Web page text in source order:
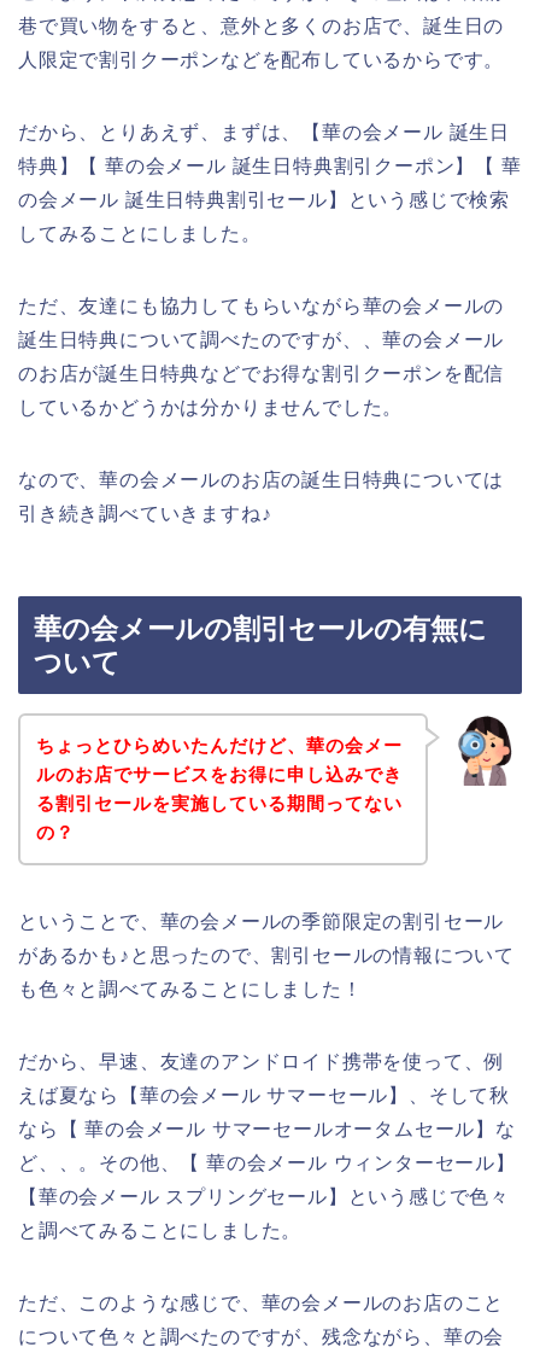
巷で買い物をすると、意外と多くのお店で、誕生日の
人限定で割引クーポンなどを配布しているからです。
だから、とりあえず、まずは、【華の会メール 誕生日
特典】【 華の会メール 誕生日特典割引クーポン】【 華
の会メール 誕生日特典割引セール】という感じで検索
してみることにしました。
ただ、友達にも協力してもらいながら華の会メールの
誕生日特典について調べたのですが、、華の会メール
のお店が誕生日特典などでお得な割引クーポンを配信
しているかどうかは分かりませんでした。
なので、華の会メールのお店の誕生日特典については
引き続き調べていきますね♪
華の会メールの割引セールの有無に
ついて
ちょっとひらめいたんだけど、華の会メー
ルのお店でサービスをお得に申し込みでき
る割引セールを実施している期間ってない
の？
ということで、華の会メールの季節限定の割引セール
があるかも♪と思ったので、割引セールの情報について
も色々と調べてみることにしました！
だから、早速、友達のアンドロイド携帯を使って、例
えば夏なら【華の会メール サマーセール】、そして秋
なら【 華の会メール サマーセールオータムセール】な
ど、、。その他、【 華の会メール ウィンターセール】
【華の会メール スプリングセール】という感じで色々
と調べてみることにしました。
ただ、このような感じで、華の会メールのお店のこと
について色々と調べたのですが、残念ながら、華の会